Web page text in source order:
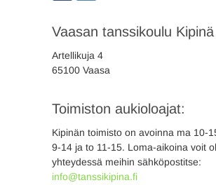
Vaasan tanssikoulu
Artellikuja 4
65100 Vaasa
Toimiston aukioloajat:
Kipinän toimisto on avoinna ma 10-
9-14 ja to 11-15. Loma-aikoina voit
yhteydessä meihin sähköpostitse:
info@tanssikipina.fi